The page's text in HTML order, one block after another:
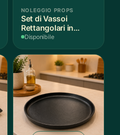
NOLEGGIO PROPS
Set di Vassoi
Rettangolari in
Finitura Legno
Disponibile